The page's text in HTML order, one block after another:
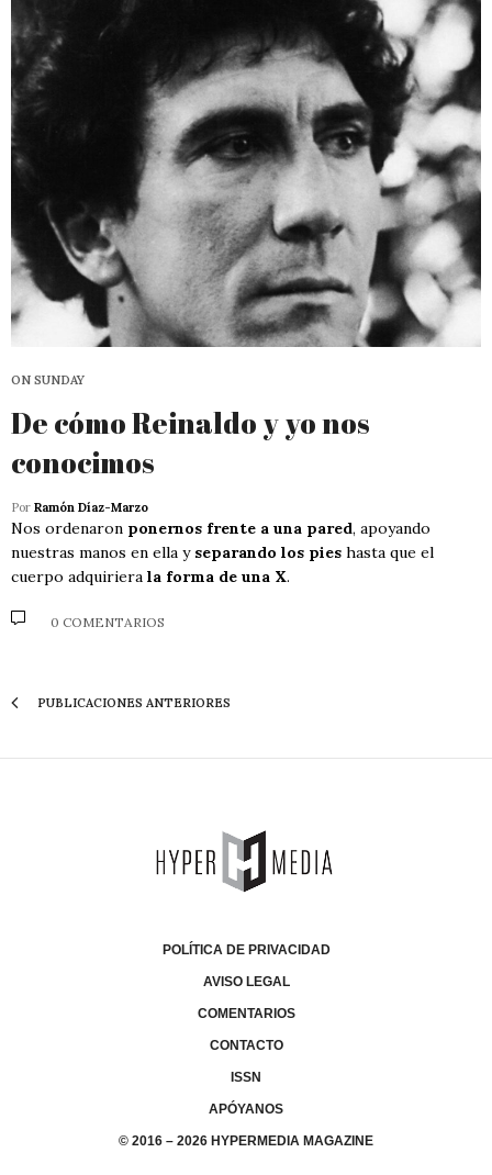
ON SUNDAY
De cómo Reinaldo y yo nos
conocimos
Por Ramón Díaz-Marzo
Nos ordenaron ponernos frente a una pared, apoyando
nuestras manos en ella y separando los pies hasta que el
cuerpo adquiriera la forma de una X.
0 COMENTARIOS
PUBLICACIONES ANTERIORES
POLÍTICA DE PRIVACIDAD
AVISO LEGAL
COMENTARIOS
CONTACTO
ISSN
APÓYANOS
© 2016 – 2026 HYPERMEDIA MAGAZINE